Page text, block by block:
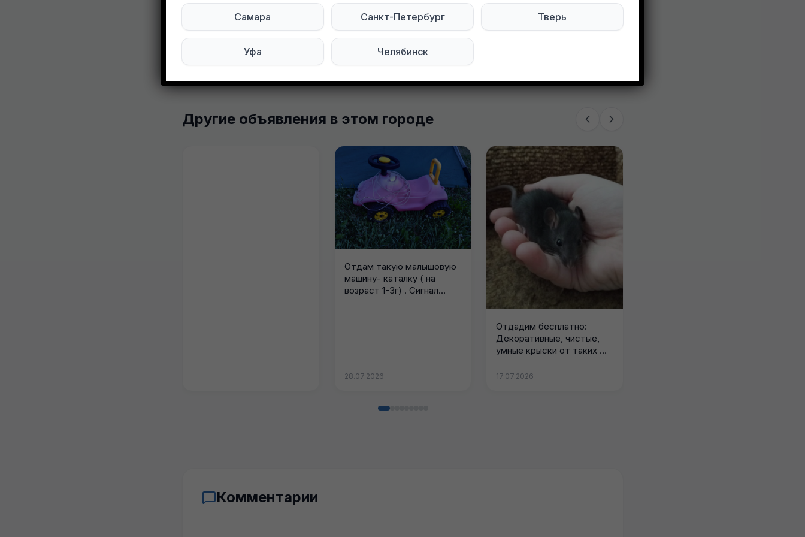
0 0
Другие объявления в этом городе
Отдам такую малышовую
машину- каталку ( на
возраст 1-3г) . Сигнал
28.07.2026
Отдадим бесплатно:
Декоративные, чистые,
умные крыски от таких же
17.07.2026
Комментарии
Самара Санкт-Петербург Тверь
Уфа Челябинск